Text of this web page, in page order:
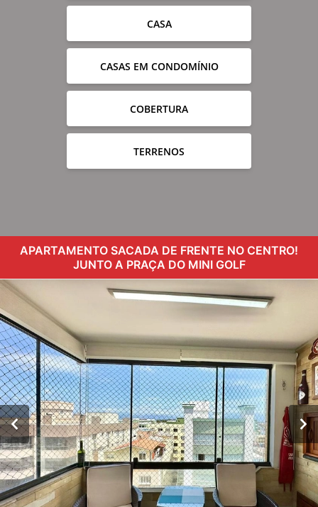
CASA
CASAS EM CONDOMÍNIO
COBERTURA
TERRENOS
APARTAMENTO SACADA DE FRENTE NO CENTRO!
JUNTO A PRAÇA DO MINI GOLF